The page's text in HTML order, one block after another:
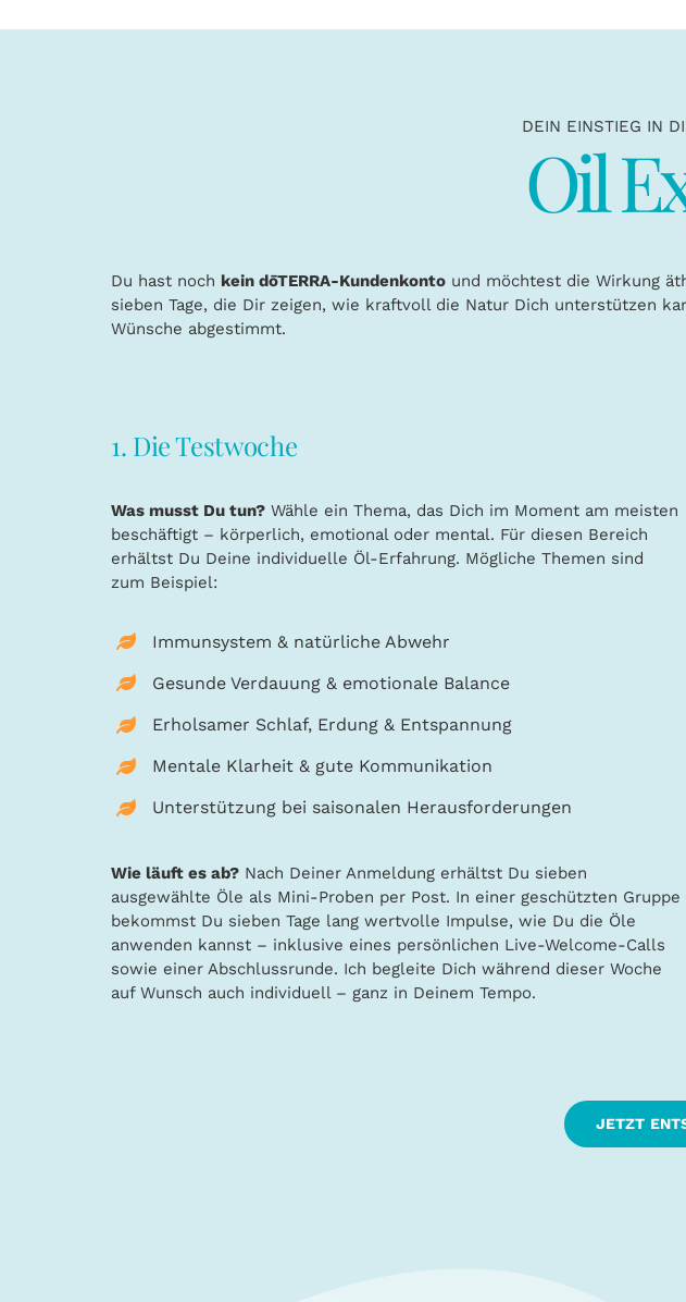
DEIN EINSTIEG IN
Oil
Du hast noch kein dōTERRA-Kundenkonto und möchtest die Wirkung
sieben Tage, die Dir zeigen, wie kraftvoll die Natur Dich unterstützen
Wünsche abgestimmt.
1. Die Testwoche
Was musst Du tun? Wähle ein Thema, das Dich im Moment am meisten
beschäftigt – körperlich, emotional oder mental. Für diesen Bereich
erhältst Du Deine individuelle Öl-Erfahrung. Mögliche Themen sind
zum Beispiel:
Immunsystem & natürliche Abwehr
Gesunde Verdauung & emotionale Balance
Erholsamer Schlaf, Erdung & Entspannung
Mentale Klarheit & gute Kommunikation
Unterstützung bei saisonalen Herausforderungen
Wie läuft es ab? Nach Deiner Anmeldung erhältst Du sieben
ausgewählte Öle als Mini-Proben per Post. In einer geschützten Gruppe
bekommst Du sieben Tage lang wertvolle Impulse, wie Du die Öle
anwenden kannst – inklusive eines persönlichen Live-Welcome-Calls
sowie einer Abschlussrunde. Ich begleite Dich während dieser Woche
auf Wunsch auch individuell – ganz in Deinem Tempo.
JETZT